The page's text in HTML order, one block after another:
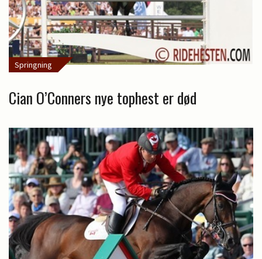
Springning
Cian O’Conners nye tophest er død